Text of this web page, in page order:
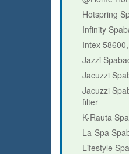
Hotspring
Infinity
Intex
Jazzi
Jacuzzi
Jacuzzi
filter
K-Rauta
La-Spa
Lifestyle